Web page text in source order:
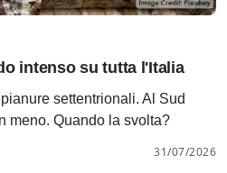
intenso su tutta l'Italia
settentrionali. Al Sud
meno. Quando la svolta?
31/07/2026